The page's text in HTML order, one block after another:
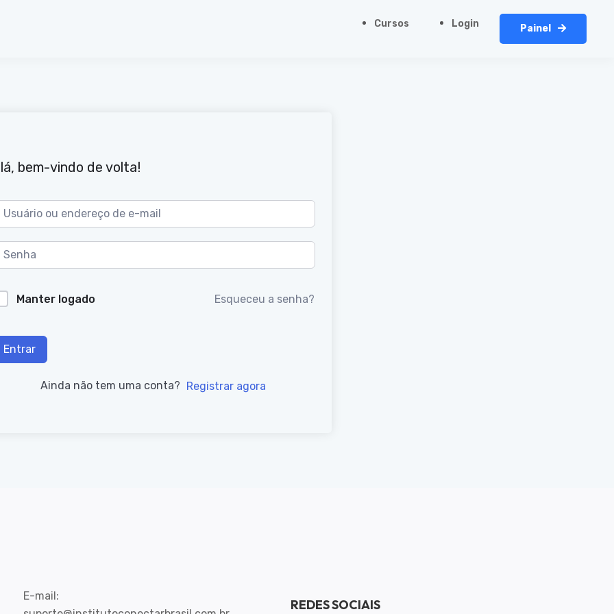
Cursos Login Painel
bem-vindo de volta!
Manter logado Esqueceu a senha?
Entrar
Ainda não tem uma conta? Registrar agora
E-mail:
REDES SOCIAIS